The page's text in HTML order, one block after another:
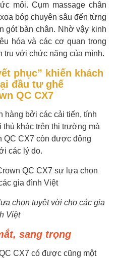
mỏi. Cụm massage chân
bóp chuyên sâu đến từng
gót bàn chân. Nhờ vậy kinh
hóa và các cơ quan trong
tru với chức năng của mình.
phục” khiến khách
đầu tư ghế
QC CX7
hàng bởi các cải tiến, tính
khác trên thị trường mà
QC CX7 còn được đông
các lý do.
chọn tuyệt vời cho các gia
Việt
sang trọng
CX7 có được cũng một